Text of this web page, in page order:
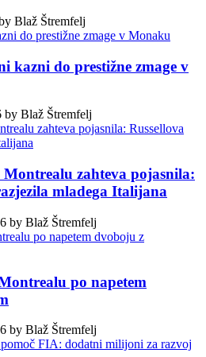
Blaž Štremfelj
kazni do prestižne zmage v
by Blaž Štremfelj
zahteva pojasnila:
mladega Italijana
by Blaž Štremfelj
po napetem
by Blaž Štremfelj